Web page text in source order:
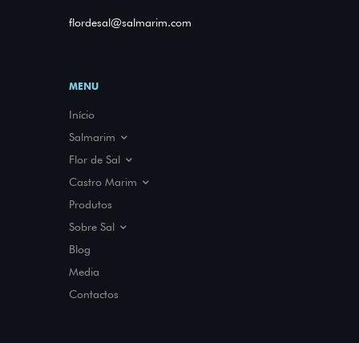
flordesal@salmarim.com
MENU
Início
Salmarim
A nossa História
Parcerias
Prémios e Certificações
Flor de Sal
O que é
Benefícios
Como usar
Castro Marim
Sapal
Salinas
Fauna e Flora
Produtos
Sobre Sal
História
Tipos de sal
Sal e Gastronomia
Blog
Media
Contactos